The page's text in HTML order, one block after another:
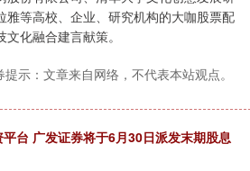
雅等高校、企业、研究机构的大咖股票配
化融合建言献策。
提示：文章来自网络，不代表本站观点。
台 广发证券将于6月30日派发末期股息